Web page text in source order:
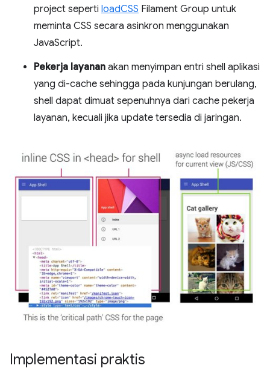
project seperti loadCSS Filament Group untuk
meminta CSS secara asinkron menggunakan
JavaScript.
Pekerja layanan akan menyimpan entri shell aplikasi
yang di-cache sehingga pada kunjungan berulang,
shell dapat dimuat sepenuhnya dari cache pekerja
layanan, kecuali jika update tersedia di jaringan.
Implementasi praktis